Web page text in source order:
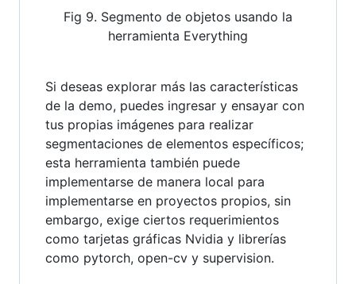
Fig 9. Segmento de objetos usando la
herramienta Everything
Si deseas explorar más las características
de la demo, puedes ingresar y ensayar con
tus propias imágenes para realizar
segmentaciones de elementos específicos;
esta herramienta también puede
implementarse de manera local para
implementarse en proyectos propios, sin
embargo, exige ciertos requerimientos
como tarjetas gráficas Nvidia y librerías
como pytorch, open-cv y supervision.